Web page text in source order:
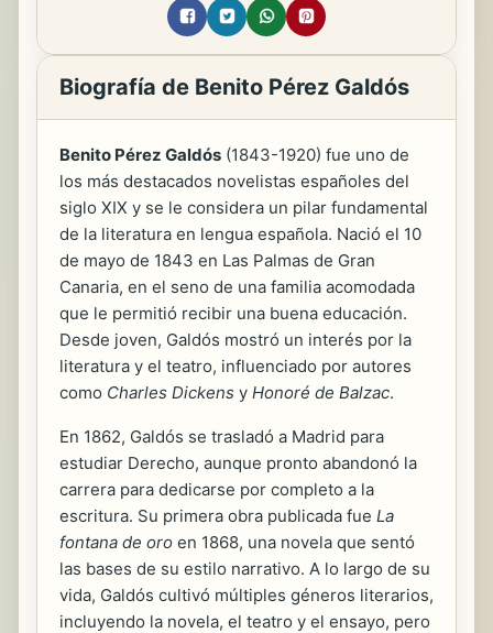
Biografía de Benito Pérez Galdós
Benito Pérez Galdós (1843-1920) fue uno de
los más destacados novelistas españoles del
siglo XIX y se le considera un pilar fundamental
de la literatura en lengua española. Nació el 10
de mayo de 1843 en Las Palmas de Gran
Canaria, en el seno de una familia acomodada
que le permitió recibir una buena educación.
Desde joven, Galdós mostró un interés por la
literatura y el teatro, influenciado por autores
como Charles Dickens y Honoré de Balzac.
En 1862, Galdós se trasladó a Madrid para
estudiar Derecho, aunque pronto abandonó la
carrera para dedicarse por completo a la
escritura. Su primera obra publicada fue La
fontana de oro en 1868, una novela que sentó
las bases de su estilo narrativo. A lo largo de su
vida, Galdós cultivó múltiples géneros literarios,
incluyendo la novela, el teatro y el ensayo, pero